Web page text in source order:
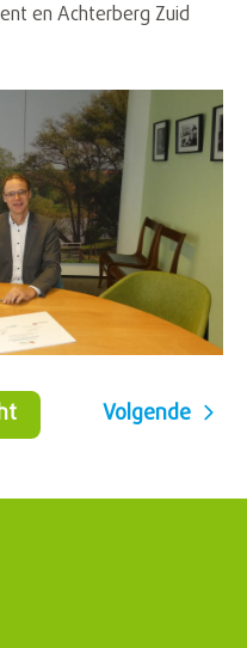
en Achterberg Zuid
Volgende